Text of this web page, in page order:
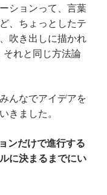
ションって、言葉
、ちょっとしたテ
吹き出しに描かれ
れと同じ方法論
んなでアイデアを
きました。
ンだけで進行する
に決まるまでにい